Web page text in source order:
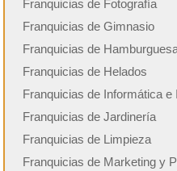
Franquicias de Fotografía
Franquicias de Gimnasio
Franquicias de
Franquicias de Helados
Franquicias de Informática e
Franquicias de Jardinería
Franquicias de Limpieza
Franquicias de Marketing y